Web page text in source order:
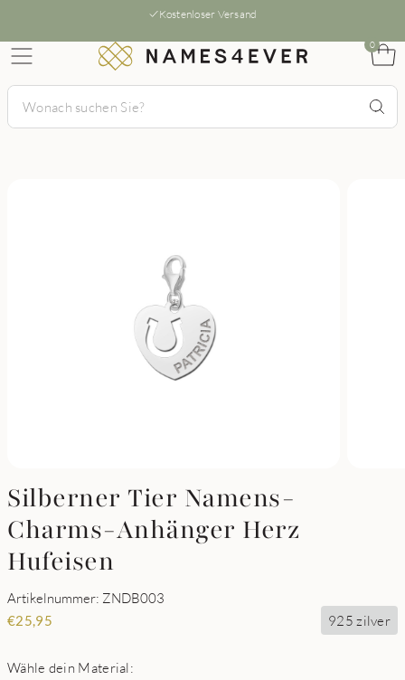
Kostenloser Versand
0
Silberner Tier Namens-
Charms-Anhänger Herz
Hufeisen
Artikelnummer: ZNDB003
€25,95 925 zilver
Wähle dein Material: